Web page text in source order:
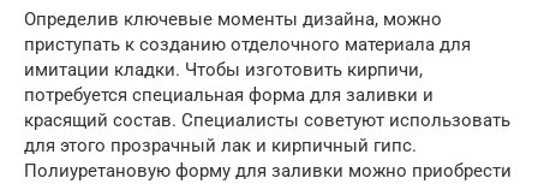
Определив ключевые моменты дизайна, можно
приступать к созданию отделочного материала для
имитации кладки. Чтобы изготовить кирпичи,
потребуется специальная форма для заливки и
красящий состав. Специалисты советуют использовать
для этого прозрачный лак и кирпичный гипс.
Полиуретановую форму для заливки можно приобрести